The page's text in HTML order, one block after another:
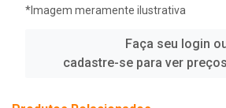
*Imagem meramente ilustrativa
Faça seu login
cadastre-se para ver